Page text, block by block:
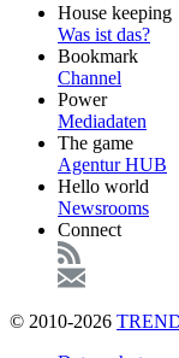
FooterHouse keeping
Was ist das?
Bookmark
Channel
Power
Mediadaten
The game
Agentur HUB
Hello world
Newsrooms
Connect
© 2010-2026